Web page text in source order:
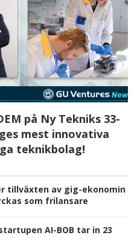
på Ny Tekniks 33-
mest innovativa
teknikbolag!
tillväxten av gig-ekonomin
som frilansare
AI-BOB tar in 23